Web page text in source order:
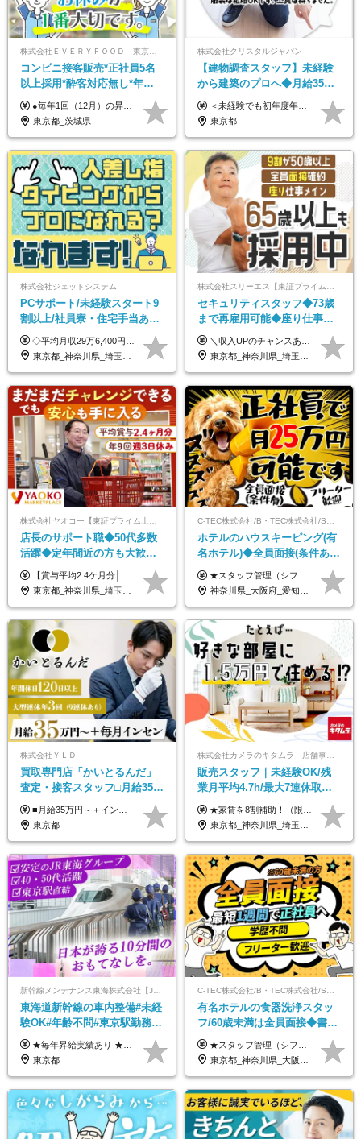
株式会社ＥＶＥＲＹＦＯＯＤ 東京本社
コンビニ接客販売*正社員5名
以上採用*酔客対応無し*年休
120日～*創業59年の安定基盤*
コンビニ経験者優遇
●毎年1回（12月）の昇給で給与にしっかり反映！ ●賞与年2回あり（6月・12月） 月給26万円＋賞与年2回＋交通費全額支給 役職の有無にかかわらず、日々の頑張りは正当に評価します！ リーダー・店長昇格後は等級に合わせて給与UP＋役職手当があるので、 納得感を持って働くことができます◎ ※経験・スキルを考慮の上、決定します ※上記金額には固定残業代（21時間分・3万7300円以上）を含みます。超過分は別途全額支給します ※試用期間3ヶ月間あり（期間中の給与・待遇に差異はありません）
東京都_茨城県
株式会社クリスタルジャパン
【建物調査スタッフ】未経験
から建築のプロへ◆月給35万
円～＋賞与年2回◆官公庁・
UR直取引◆残業月10h
＜未経験でも初年度年収490万円～＞ ◆月給35万円～65万円＋賞与年2回（7月・12月） 【なぜ未経験に35万円を払えるのか】 UR都市機構様・日本郵政様・官公庁との直取引で中間マージンがなく、修繕・緊急対応だけで年4,000～5,000件。仕事が途切れない基盤があるため、調査を担う人材に相応の給与を支払えます。 【昇給について】 年齢や社歴ではなく、成長と貢献に応じて昇給する仕組みです。1回の昇給で年収100万円UPした社員もいます。 ※経験・スキルに応じて加給・優遇いたします ※試用期間3ヶ月（その間の給与・待遇に差異はありません） ※上記月給には、固定残業代（月45時間分／8.8万円～16.5万円）を含みます。超過分は別途全額支給します ※実際の残業は月平均10時間程度です。固定残業代は残業の有無にかかわらず全額支給します 【固定残業代について】 固定残業45時間分（88,000円～165,000円）を含む ※超過分は別途全額支給
東京都
株式会社ジェットシステム
PCサポート/未経験スタート9
割以上/社員寮・住宅手当あり/
正社員デビューOK/20代～30
代活躍中/全国募集
◇平均月収29万6,400円(各種手当含む) ◇住宅手当⇒最大家賃の半額支給 ◇賞与年2回支給 ■月給22万5,000円以上＋地域手当＋時間外手当＋住宅手当＋家族手当 ※経験やスキルに応じて給与を決定します ※試用期間2ヶ月あり（期間内は時給1,060円以上となります） └地域により上がる可能性があり／例：東京都時給1,370円 └その他待遇に差異なし ＜モデル月収例＞ 1年目：296,400円 3年目：320,000円 【固定残業代について】 なし（残業代は、実際の労働時間に応じて別途全額支給）
東京都_神奈川県_埼玉県_千葉県_大阪府_愛知県_北海道_青森県_岩手県_宮城県_秋田県_山形県_福島県_茨城県_群馬県_新潟県_山梨県_長野県_富山県_石川県_静岡県_岐阜県_三重県_兵庫県_京都府_滋賀県_奈良県_和歌山県_広島県_岡山県_鳥取県_島根県_山口県_徳島県_香川県_愛媛県_高知県_福岡県_熊本県_佐賀県_長崎県_大分県_宮崎県_沖縄県
セキュリティスタッフ◆73歳
まで再雇用可能◆座り仕事中
心◆東証プライム上場G◆応
募者全員面接◆賞与年2回
＼収入UPのチャンスあり◎昇給も可能です！／ ◆正社員 月給(地域による）＋グレード手当、深夜手当、残業代（全額支給）等の各種手当＋賞与年2回 ＜東京都／神奈川県（横浜市）＞ 月給21万4000円～27万円 ＜埼玉県／千葉県＞ 月給19万90000円～25万1000円 ＜栃木県／茨城県／山梨県＞ 月給18万4000円～23万6000円 【試用期間】 正社員：3ヵ月 アルバイト：なし ※試用期間と本採用後の給与・待遇に差異はありません ※グレード手当、深夜手当の詳細額は面接にてご案内させていただきます ※正社員は60歳定年のため、60代の方は嘱託社員での採用です。給与条件は嘱託給与となり、退職金と賞与がありません ＼正社員は「グレード認定制」という評価あり！制度勤続年数等に応じて入社時から手当を支給／ ◆グレードI：＋2000円（入社時～） ◆グレードII：＋5000円（在籍1年以上＆当社基準に当てはまる方） ◆グレードIII：＋1万円（社内試験の合格者） ◆アルバイト・パート 東京都:時給1226円 神奈川県:時給1225円 千葉県：時給1140円 埼玉県:時給1141円 栃木県:1068円 茨城県:1074円 山梨県:1052円
東京都_神奈川県_埼玉県_千葉県_茨城県_栃木県_山梨県
店長のサポート職◆50代多数
活躍◆定年間近の方も大歓
迎！◆出勤はお昼から◆平均
賞与2.4ヶ月分◆残業少なめ
【賞与平均2.4ケ月分│決算賞与も20年以上連続で支給中！】 ＜月収例＞ 月収29万円（地域限定正社員／残業代・各種手当含む） 月収26万円（契約社員／残業代・各種手当含む） ◆月給：月給258,400円～361,500円＋残業代＋各種手当 ※給与は前職での経験、スキルを考慮し、決定します ※残業代は全額支給します ※契約社員としてご入社いただく方は、賞与額に差異あり。詳細は面接でお話しします ※試用期間3ヶ月あり。条件に変更はありません ※契約社員の場合：契約期間12カ月（更新あり） ※60歳未満でご入社いただいた方も、60歳になったタイミングで雇用形態は契約社員に切り替えとなります。
東京都_神奈川県_埼玉県_千葉県_茨城県_栃木県_群馬県
ホテルのハウスキーピング(有
名ホテル)◆全員面接(条件あ
り)◆未経験OK◆リゾート地
も選べる◆月25万円
★スタッフ管理（シフト調整など）の経験があれば【月給28万円以上】 ★賞与支給実績：基本給の2ヶ月分～3ヶ月分 ＝＝ライフスタイルに合わせて働き方を選べます＝＝ ■正社員 ＜未経験者＞月給25万円(寮なしの場合)～35万円＋賞与年2回 ＜経験者＞月給28万円～35万円＋賞与年2回 ※寮をご利用の場合は月給22万円～ ※経験やスキルに応じて決定します ※残業代全額支給 ※試用期間（3ヶ月間）中の雇用形態や待遇に差異はありません ※正社員の場合、転勤の可能性あり ■契約社員 月給22万円～＋残業代全額支給 ※契約社員の場合、賞与の支給および転勤の可能性はありません ※勤務時間や勤務日数の希望があればご相談に応じます ※試用期間なし ※契約の更新 有(勤務状況により判断する) 更新上限 有(通算契約期間の上限 1年/更新回数の上限 なし)
神奈川県_大阪府_愛知県_北海道_兵庫県_京都府_広島県_福岡県_大分県_宮崎県_鹿児島県_沖縄県
株式会社ＹＬＤ
買取専⾨店「かいとるんだ」
査定・接客スタッフ□⽉給35万
円以上＋毎⽉インセン□年休
120日以上□土日休み
■月給35万円～＋インセンティブ＋各種手当 ※固定残業代（月45時間分87,600円～）を含む。超過した場合は別途残業代を支給いたします ※経験・年齢などを考慮の上、決定します ※試用期間3ヶ月あり（待遇に変動なし）
東京都
株式会社カメラのキタムラ 店舗事業部【カメラのキタムラ】
販売スタッフ｜未経験OK/残
業月平均4.7h/最大7連休取得
可/全国募集/家賃8割を会社が
負担/賞与年2回
★家賃を8割補助！（限度額は地域により異なる） ※転勤による引っ越しが発生する場合 ＝＝＝＝＝＝＝＝＝＝＝＝＝＝＝＝＝＝＝＝＝＝＝ 例えば、家賃7.5万円なら6万円は会社で負担。 あなたが支払うのは、たったの1.5万円です！ 年間では自己負担額が約72万ほどお得になります！ ＝＝＝＝＝＝＝＝＝＝＝＝＝＝＝＝＝＝＝＝＝＝＝ 月給22万8,700円～26万3,100円＋賞与年2回（初回の支給は当社規定による）＋残業手当 ＜実際の給与例＞ *24歳:月給23万4,700円＋賞与年2回（初回の支給は当社規定による）＋残業手当＋諸手当 ※上記はあくまで参考月給です。ご経歴・年齢を考慮し、当社規定により決定します ※評価により昇給あり ※残業代は別途支給あり ※試用期間2ヶ月あり（期間中の給与・待遇に差異はありません） 【実在する社員の年収モデル】 年収530万円（30歳） 年収820万円（40歳） 【入社時の想定年収】 330万円～900万円
東京都_神奈川県_埼玉県_千葉県_大阪府_愛知県_北海道_青森県_宮城県_秋田県_山形県_茨城県_群馬県_新潟県_長野県_富山県_静岡県_三重県_兵庫県_京都府_広島県_岡山県_鳥取県_山口県_徳島県_香川県_愛媛県_福岡県_熊本県_佐賀県_長崎県_大分県_宮崎県_鹿児島県
新幹線メンテナンス東海株式会社【JR東海グループ】
東海道新幹線の車内整備#未経
験OK#年齢不問#東京駅勤務
#59歳まで正社員登用可＆登用
実績多数！
★毎年昇給実績あり ★入社3年で430万円も可(正社員登用された場合) ■入社時月収例：25万2840円(1万2040円×21日)＋賞与支給実績有（年2回・2025年度） 日給1万2040円 ※別途「超過勤務手当、祝繁手当、特殊手当」の支給有 ※試用期間中（2ヶ月）の待遇・雇用形態に差異はございません
東京都
有名ホテルの食器洗浄スタッ
フ/60歳未満は全員面接◆書類
選考なし◆ブランクOK◆月25
万～ ◆40～50代活躍
★スタッフ管理（シフト調整など）の経験があれば【月給28万円以上】 ★賞与支給実績：基本給の2ヶ月分～3ヶ月分 ＝＝ライフスタイルに合わせて働き方を選べます＝＝ ■正社員 ＜未経験者＞月給25万円～35万円＋賞与年2回 ＜経験者＞月給28万円～35万円＋賞与年2回 ※経験やスキルに応じて決定します ※残業代全額支給 ※試用期間（3ヶ月間）中の雇用形態や待遇に差異はありません ※正社員の場合、転勤の可能性あり ■契約社員 月給22万円～＋残業代全額支給 ※契約社員の場合、賞与の支給および転勤の可能性はありません ※勤務時間や勤務日数の希望があればご相談に応じます ※試用期間なし ※契約の更新 有(勤務状況により判断する) 更新上限 有(通算契約期間の上限 1年/更新回数の上限 なし)
東京都_神奈川県_大阪府_愛知県_北海道_京都府_福岡県_沖縄県